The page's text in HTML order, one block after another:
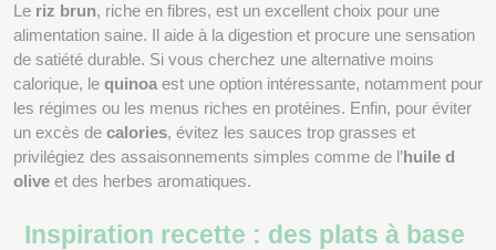
Le riz brun, riche en fibres, est un excellent choix pour une
alimentation saine. Il aide à la digestion et procure une sensation
de satiété durable. Si vous cherchez une alternative moins
calorique, le quinoa est une option intéressante, notamment pour
les régimes ou les menus riches en protéines. Enfin, pour éviter
un excès de calories, évitez les sauces trop grasses et
privilégiez des assaisonnements simples comme de l’huile d
olive et des herbes aromatiques.
Inspiration recette : des plats à base